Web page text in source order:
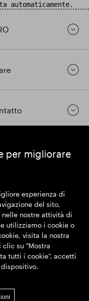
per migliorare
esperienza di
del sito,
nostre attività di
utilizziamo i cookie o
visita la nostra
clic su "Mostra
tutti i cookie", accetti
automaticamente.
www.youtube.com/
https://twitter.com/